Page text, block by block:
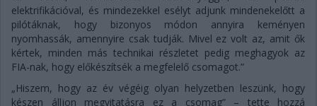
elektrifikációval, és mindezekkel esélyt adjunk mindenekelőtt a
pilótáknak, hogy bizonyos módon annyira keményen
nyomhassák, amennyire csak tudják. Mivel ez volt az, amit ők
kértek, minden más technikai részletet pedig meghagyok az
FIA-nak, hogy előkészítsék a megfelelő csomagot.”
„Hiszem, hogy az év végéig olyan helyzetben leszünk, hogy
készen álljon megvitatásra ez a csomag” – tette hozzá